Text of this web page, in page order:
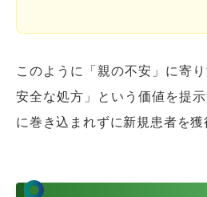
このように「親の不安」に寄
安全な処方」という価値を提
に巻き込まれずに新規患者を獲